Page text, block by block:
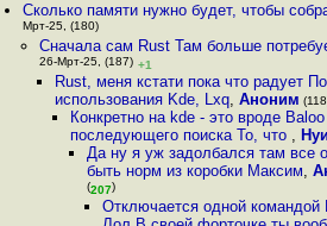
Сколько памяти нужно будет, чтобы
Мрт-25, (180)
Сначала сам Rust Там больше
26-Мрт-25, (187) +1
Rust, меня кстати пока что радует
использования Kde, Lxq, Аноним
Конкретно на kde - это вроде
последующего поиска То, что ,
Да ну я уж задолбался там все
быть норм из коробки Максим,
(207)
Отключается одной